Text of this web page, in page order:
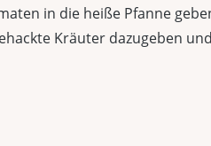
in die heiße Pfanne
Kräuter dazugeben